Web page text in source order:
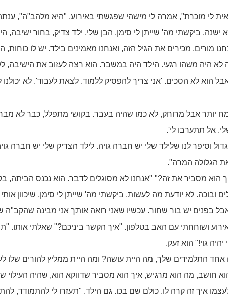
לי מוכרת", אמרה לי מישהי שפגשתי באירוע. "היא מלהב"ה",
ישנה. ביקשתי מה' שייתן לי סימן. הבן שלי, ילד צדיק, בחור ישיבה,
מורים, מכירים את הגיל הזה, ואנחנו מאמינים בילד. יש לו כוחות,
לא היה משהו רגעי. הילד היה במשבר. הוא רצה לעזוב את הישיבה,
הוא לא הסכים. 'אני צריך להפסיק ללמוד. לצאת לעבוד'. לא
יותר אבל מרוחק, לא כמו שהיה בעבר. בקושי מתפלל, כבר לא
אל תתערבו לי'.
וסיפר לנו שלילד שלי יש חברה גויה. לילד הצדיק שלי יש חברה
את הגלולה המרה".
הוא מסביר את זה?" "אנחנו לא מסוגלים לדבר. הוא נכנס הביתה,
ובוכה. לא יודעת מה לעשות. ביקשתי מה' שייתן לי סימן, שיכוון
בפנים יש בור שחור. עכשיו שאני רואה אותך אני מבינה
ושוחחתי עם האב בטלפון. "איך הקשר ביניכם?" שאלתי אותו.
גוי!" הוא זעק.
התלמידים שלך, מה היית עושה? ומה היית ממליץ להורים שלו
חושב, מה הוא מרגיש, איך הוא מסביר שדווקא הוא, שהיה
איך זה קרה לו. כולם שם בכו. גם הילד. "תעזרו לי